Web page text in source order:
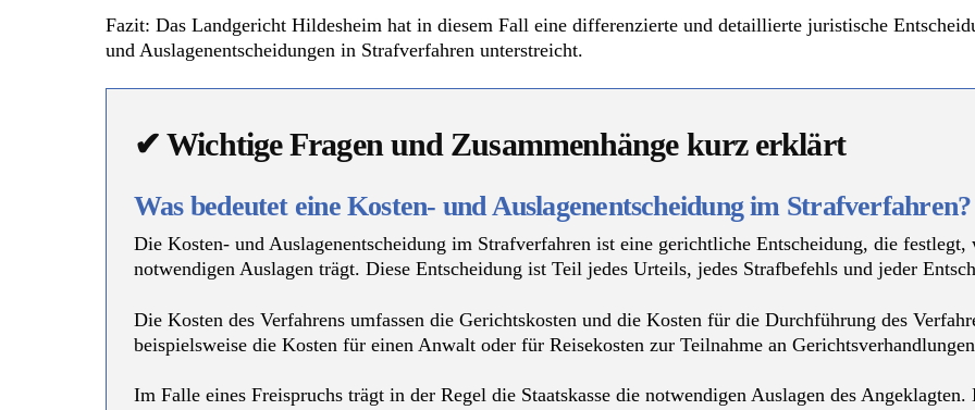
Fazit: Das Landgericht Hildesheim hat in diesem Fall eine differenzierte und detaillierte juristische
und Auslagenentscheidungen in Strafverfahren unterstreicht.
✔ Wichtige Fragen und Zusammenhänge kurz erklärt
Was bedeutet eine Kosten- und Auslagenentscheidung im Strafverfahren?
Die Kosten- und Auslagenentscheidung im Strafverfahren ist eine gerichtliche Entscheidung, die festlegt,
notwendigen Auslagen trägt. Diese Entscheidung ist Teil jedes Urteils, jedes Strafbefehls und jeder
Die Kosten des Verfahrens umfassen die Gerichtskosten und die Kosten für die Durchführung des
beispielsweise die Kosten für einen Anwalt oder für Reisekosten zur Teilnahme an
Im Falle eines Freispruchs trägt in der Regel die Staatskasse die notwendigen Auslagen des